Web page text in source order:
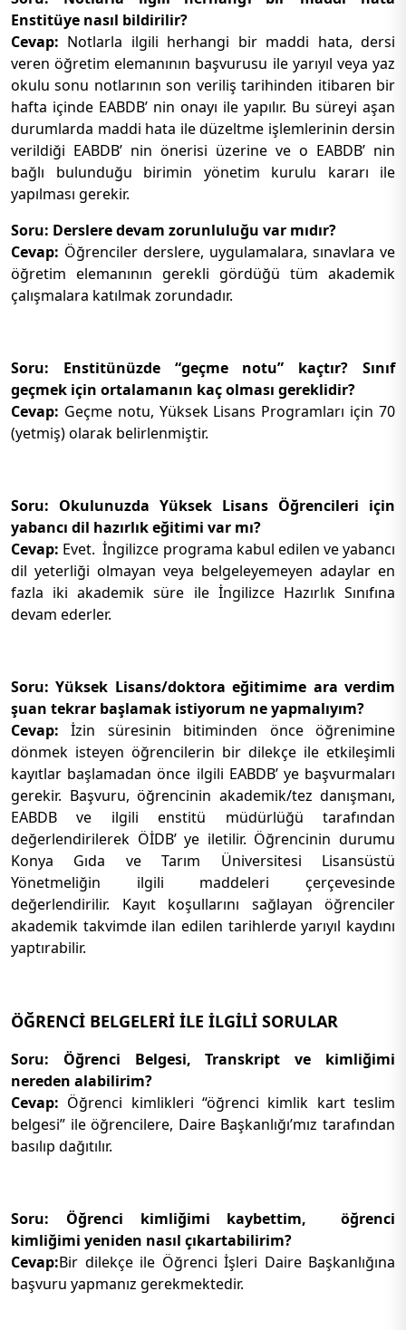
Enstitüye nasıl bildirilir?
Cevap: Notlarla ilgili herhangi bir maddi hata, dersi
veren öğretim elemanının başvurusu ile yarıyıl veya yaz
okulu sonu notlarının son veriliş tarihinden itibaren bir
hafta içinde EABDB’ nin onayı ile yapılır. Bu süreyi aşan
durumlarda maddi hata ile düzeltme işlemlerinin dersin
verildiği EABDB’ nin önerisi üzerine ve o EABDB’ nin
bağlı bulunduğu birimin yönetim kurulu kararı ile
yapılması gerekir.
Soru: Derslere devam zorunluluğu var mıdır?
Cevap: Öğrenciler derslere, uygulamalara, sınavlara ve
öğretim elemanının gerekli gördüğü tüm akademik
çalışmalara katılmak zorundadır.
Soru: Enstitünüzde “geçme notu” kaçtır? Sınıf
geçmek için ortalamanın kaç olması gereklidir?
Cevap: Geçme notu, Yüksek Lisans Programları için 70
(yetmiş) olarak belirlenmiştir.
Soru: Okulunuzda Yüksek Lisans Öğrencileri için
yabancı dil hazırlık eğitimi var mı?
Cevap: Evet. İngilizce programa kabul edilen ve yabancı
dil yeterliği olmayan veya belgeleyemeyen adaylar en
fazla iki akademik süre ile İngilizce Hazırlık Sınıfına
devam ederler.
Soru: Yüksek Lisans/doktora eğitimime ara verdim
şuan tekrar başlamak istiyorum ne yapmalıyım?
Cevap: İzin süresinin bitiminden önce öğrenimine
dönmek isteyen öğrencilerin bir dilekçe ile etkileşimli
kayıtlar başlamadan önce ilgili EABDB’ ye başvurmaları
gerekir. Başvuru, öğrencinin akademik/tez danışmanı,
EABDB ve ilgili enstitü müdürlüğü tarafından
değerlendirilerek ÖİDB’ ye iletilir. Öğrencinin durumu
Konya Gıda ve Tarım Üniversitesi Lisansüstü
Yönetmeliğin ilgili maddeleri çerçevesinde
değerlendirilir. Kayıt koşullarını sağlayan öğrenciler
akademik takvimde ilan edilen tarihlerde yarıyıl kaydını
yaptırabilir.
ÖĞRENCİ BELGELERİ İLE İLGİLİ SORULAR
Soru: Öğrenci Belgesi, Transkript ve kimliğimi
nereden alabilirim?
Cevap: Öğrenci kimlikleri “öğrenci kimlik kart teslim
belgesi” ile öğrencilere, Daire Başkanlığı’mız tarafından
basılıp dağıtılır.
Soru: Öğrenci kimliğimi kaybettim, öğrenci
kimliğimi yeniden nasıl çıkartabilirim?
Cevap:Bir dilekçe ile Öğrenci İşleri Daire Başkanlığına
başvuru yapmanız gerekmektedir.